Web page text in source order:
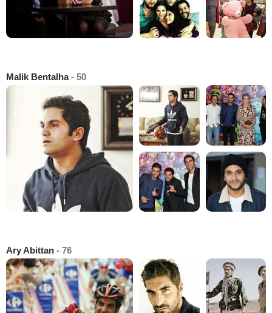
Malik Bentalha- 50
Ary Abittan - 76